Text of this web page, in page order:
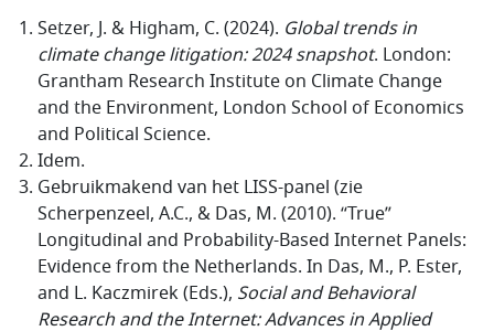
Setzer, J. & Higham, C. (2024). Global trends in
climate change litigation: 2024 snapshot. London:
Grantham Research Institute on Climate Change
and the Environment, London School of Economics
and Political Science.
Idem.
Gebruikmakend van het LISS-panel (zie
Scherpenzeel, A.C., & Das, M. (2010). “True”
Longitudinal and Probability-Based Internet Panels:
Evidence from the Netherlands. In Das, M., P. Ester,
and L. Kaczmirek (Eds.), Social and Behavioral
Research and the Internet: Advances in Applied